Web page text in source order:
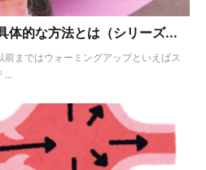
体的な方法とは（シリーズ...
まではウォーミングアップといえばス
...